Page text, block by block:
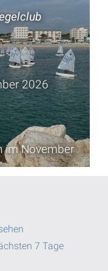
2026
im November
7 Tage